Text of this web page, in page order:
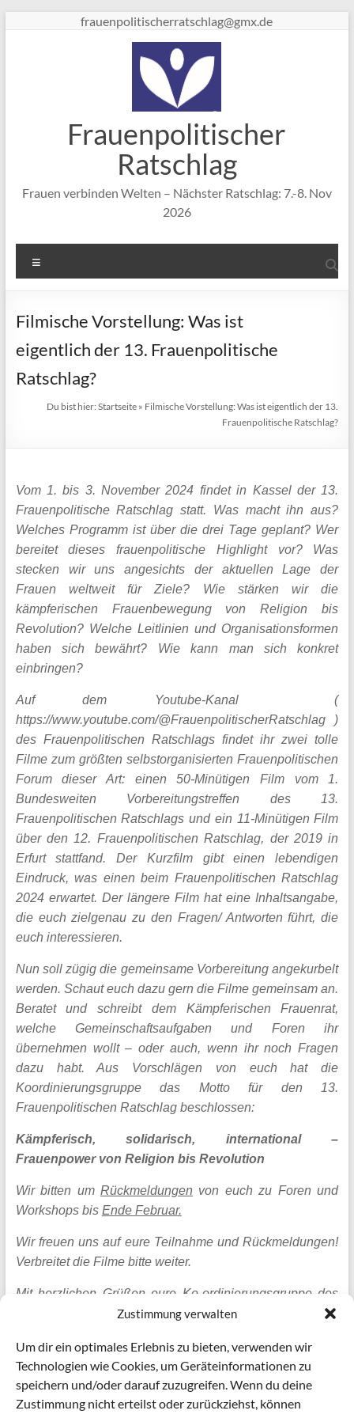
Zustimmung verwalten
Um dir ein optimales Erlebnis zu bieten, verwenden wir
Technologien wie Cookies, um Geräteinformationen zu
speichern und/oder darauf zuzugreifen. Wenn du deine
Zustimmung nicht erteilst oder zurückziehst, können
frauenpolitischerratschlag@gmx.de
Frauenpolitischer
Ratschlag
Frauen verbinden Welten – Nächster Ratschlag: 7.-8. Nov
2026
Filmische Vorstellung: Was ist
eigentlich der 13. Frauenpolitische
Ratschlag?
Du bist hier:Startseite » Filmische Vorstellung: Was ist eigentlich der 13.
Frauenpolitische Ratschlag?
Vom 1. bis 3. November 2024 findet in Kassel der 13.
Frauenpolitische Ratschlag statt. Was macht ihn aus?
Welches Programm ist über die drei Tage geplant? Wer
bereitet dieses frauenpolitische Highlight vor? Was
stecken wir uns angesichts der aktuellen Lage der
Frauen weltweit für Ziele? Wie stärken wir die
kämpferischen Frauenbewegung von Religion bis
Revolution? Welche Leitlinien und Organisationsformen
haben sich bewährt? Wie kann man sich konkret
einbringen?
Auf dem Youtube-Kanal (
https://www.youtube.com/@FrauenpolitischerRatschlag )
des Frauenpolitischen Ratschlags findet ihr zwei tolle
Filme zum größten selbstorganisierten Frauenpolitischen
Forum dieser Art: einen 50-Minütigen Film vom 1.
Bundesweiten Vorbereitungstreffen des 13.
Frauenpolitischen Ratschlags und ein 11-Minütigen Film
über den 12. Frauenpolitischen Ratschlag, der 2019 in
Erfurt stattfand. Der Kurzfilm gibt einen lebendigen
Eindruck, was einen beim Frauenpolitischen Ratschlag
2024 erwartet. Der längere Film hat eine Inhaltsangabe,
die euch zielgenau zu den Fragen/ Antworten führt, die
euch interessieren.
Nun soll zügig die gemeinsame Vorbereitung angekurbelt
werden. Schaut euch dazu gern die Filme gemeinsam an.
Beratet und schreibt dem Kämpferischen Frauenrat,
welche Gemeinschaftsaufgaben und Foren ihr
übernehmen wollt – oder auch, wenn ihr noch Fragen
dazu habt. Aus Vorschlägen von euch hat die
Koordinierungsgruppe das Motto für den 13.
Frauenpolitischen Ratschlag beschlossen:
Kämpferisch, solidarisch, international –
Frauenpower von Religion bis Revolution
Wir bitten umRückmeldungen von euch zu Foren und
Workshops bis Ende Februar.
Wir freuen uns auf eure Teilnahme und Rückmeldungen!
Verbreitet die Filme bitte weiter.
Mit herzlichen Grüßen eure Ko-ordinierungsgruppe des
kämpferischen Frauenrats
Brigitte Gebauer, Stefanie Neuerburg, Gabi Wallenstein
und Anne Wilhelm
Artikel Filmwerbung KFR